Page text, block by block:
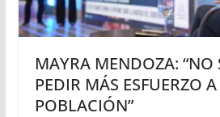
MAYRA MENDOZA: “NO
PEDIR MÁS ESFUERZO
POBLACIÓN”